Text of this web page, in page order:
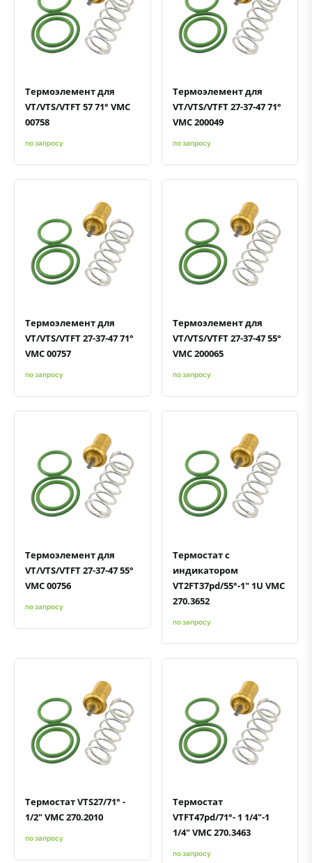
Быстрый просмотрДобавить к сравнению
Добавить в избранное
Термоэлемент для
VT/VTS/VTFT 57 71° VMC
00758
по запросу
Быстрый просмотрДобавить к сравнению
Добавить в избранное
Термоэлемент для
VT/VTS/VTFT 27-37-47 71°
VMC 200049
по запросу
Быстрый просмотрДобавить к сравнению
Добавить в избранное
Термоэлемент для
VT/VTS/VTFT 27-37-47 71°
VMC 00757
по запросу
Быстрый просмотрДобавить к сравнению
Добавить в избранное
Термоэлемент для
VT/VTS/VTFT 27-37-47 55°
VMC 200065
по запросу
Быстрый просмотрДобавить к сравнению
Добавить в избранное
Термоэлемент для
VT/VTS/VTFT 27-37-47 55°
VMC 00756
по запросу
Быстрый просмотрДобавить к сравнению
Добавить в избранное
Термостат с
индикатором
VT2FT37pd/55°-1" 1U VMC
270.3652
по запросу
Быстрый просмотрДобавить к сравнению
Добавить в избранное
Термостат VTS27/71° -
1/2" VMC 270.2010
по запросу
Быстрый просмотрДобавить к сравнению
Добавить в избранное
Термостат
VTFT47pd/71°- 1 1/4"-1
1/4" VMC 270.3463
по запросу